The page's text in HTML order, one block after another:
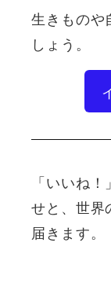
生きものや
しょう。
「いいね
せと、世界
届きます。